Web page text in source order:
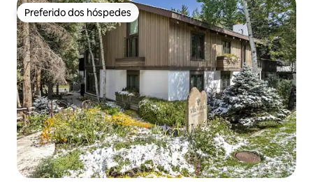
Preferido dos hóspedes
Preferido dos hóspedes